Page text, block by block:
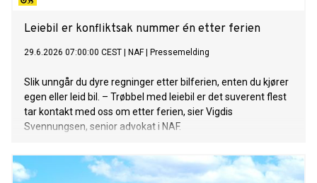
Leiebil er konfliktsak nummer én etter ferien
29.6.2026 07:00:00 CEST NAF| Pressemelding
Slik unngår du dyre regninger etter bilferien, enten du kjører
egen eller leid bil. – Trøbbel med leiebil er det suverent flest
tar kontakt med oss om etter ferien, sier Vigdis
Svennungsen, senior advokat i NAF.